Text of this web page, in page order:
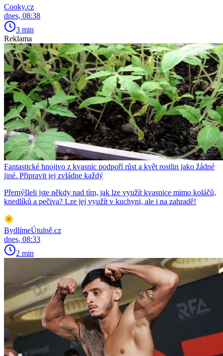
Cooky.cz
dnes, 08:38
3 min
Reklama
Fantastické hnojivo z kvasnic podpoří růst a květ rostlin jako žádné
jiné. Připravit jej zvládne každý
Přemýšleli jste někdy nad tím, jak lze využít kvasnice mimo koláčů,
knedlíků a pečiva? Lze jej využít v kuchyni, ale i na zahradě!
BydlímeÚtulně.cz
dnes, 08:33
2 min